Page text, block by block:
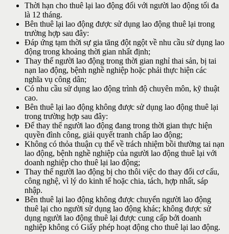
Thời hạn cho thuê lại lao động đối với người lao động tối đa
là 12 tháng.
Bên thuê lại lao động được sử dụng lao động thuê lại trong
trường hợp sau đây:
Đáp ứng tạm thời sự gia tăng đột ngột về nhu cầu sử dụng lao
động trong khoảng thời gian nhất định;
Thay thế người lao động trong thời gian nghỉ thai sản, bị tai
nạn lao động, bệnh nghề nghiệp hoặc phải thực hiện các
nghĩa vụ công dân;
Có nhu cầu sử dụng lao động trình độ chuyên môn, kỹ thuật
cao.
Bên thuê lại lao động không được sử dụng lao động thuê lại
trong trường hợp sau đây:
Để thay thế người lao động đang trong thời gian thực hiện
quyền đình công, giải quyết tranh chấp lao động;
Không có thỏa thuận cụ thể về trách nhiệm bồi thường tai nạn
lao động, bệnh nghề nghiệp của người lao động thuê lại với
doanh nghiệp cho thuê lại lao động;
Thay thế người lao động bị cho thôi việc do thay đổi cơ cấu,
công nghệ, vì lý do kinh tế hoặc chia, tách, hợp nhất, sáp
nhập.
Bên thuê lại lao động không được chuyển người lao động
thuê lại cho người sử dụng lao động khác; không được sử
dụng người lao động thuê lại được cung cấp bởi doanh
nghiệp không có Giấy phép hoạt động cho thuê lại lao động.